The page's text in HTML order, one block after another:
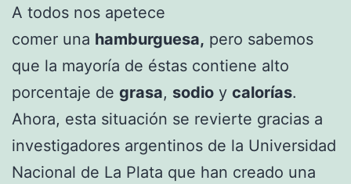
A todos nos apetece
comer una hamburguesa, pero sabemos
que la mayoría de éstas contiene alto
porcentaje de grasa, sodio y calorías.
Ahora, esta situación se revierte gracias a
investigadores argentinos de la Universidad
Nacional de La Plata que han creado una